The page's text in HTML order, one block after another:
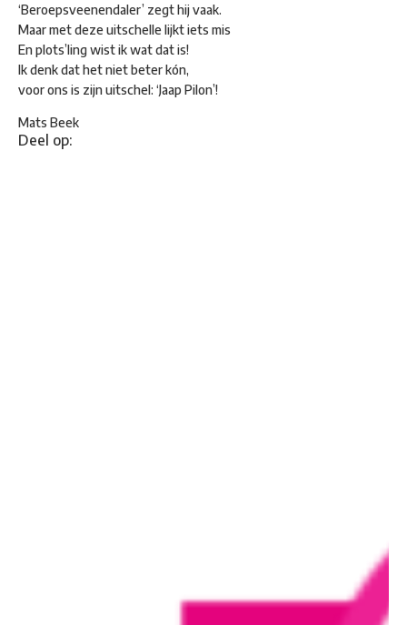
‘Beroepsveenendaler’ zegt hij vaak.
Maar met deze uitschelle lijkt iets mis
En plots’ling wist ik wat dat is!
Ik denk dat het niet beter kón,
voor ons is zijn uitschel: ‘Jaap Pilon’!
Mats Beek
Deel op: